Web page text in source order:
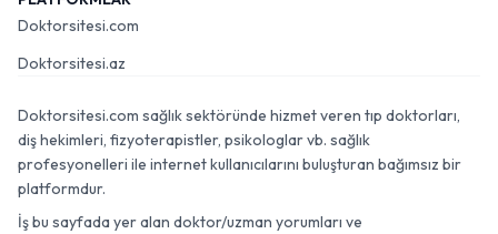
Doktorsitesi.com
Doktorsitesi.az
Doktorsitesi.com sağlık sektöründe hizmet veren tıp doktorları,
diş hekimleri, fizyoterapistler, psikologlar vb. sağlık
profesyonelleri ile internet kullanıcılarını buluşturan bağımsız bir
platformdur.
İş bu sayfada yer alan doktor/uzman yorumları ve